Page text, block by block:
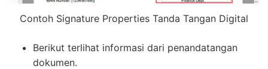
Contoh Signature Properties Tanda Tangan Digital
Berikut terlihat informasi dari penandatangan
dokumen.